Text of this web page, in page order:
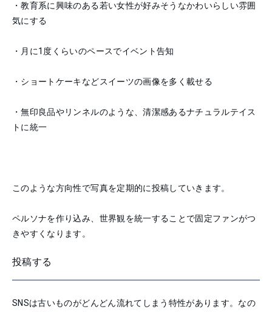
・教育系に興味のある若い女性が好みそうなかわいらしい雰囲
気にする
・月に1度くらいのペースでイベント告知
・ショートケーキなどスイーツの画像を多く載せる
・無印良品やリンネルのような、清潔感あるナチュラルテイス
トに統一
このような方向性で写真を定期的に投稿していきます。
ペルソナを作り込み、世界観を統一することで固定ファンがつ
きやすくなります。
投稿する
SNSは古いものがどんどん流れてしまう特性があります。なの